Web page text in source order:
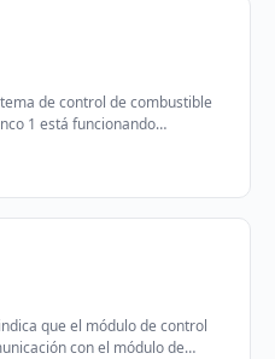
de control de combustible
1 está funcionando
que el módulo de control
con el módulo de